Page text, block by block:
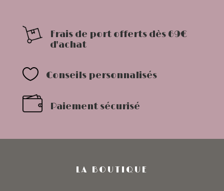
Frais de port offerts dès 69€
d'achat
 Conseils personnalisés
Paiement sécurisé
LA BOUTIQUE